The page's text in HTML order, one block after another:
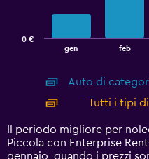
displaying
categories.
14
categories.
The
gen feb
0 €
Auto di
Tutti i tipi
Il periodo migliore per
Piccola con Enterprise
gennaio, quando i prezzi